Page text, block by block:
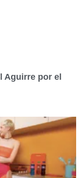
Aguirre por el